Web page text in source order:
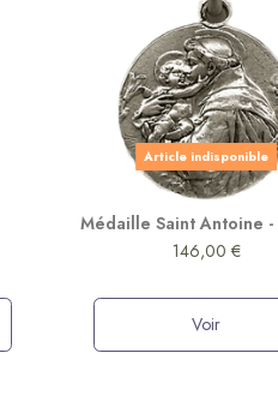
Article indisponible
Médaille Saint Antoine
146,00 €
Voir